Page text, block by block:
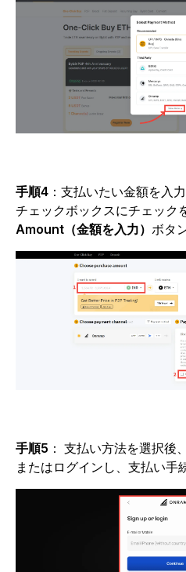
手順4 ：支払いたい金額を入
チェックボックスにチェック
Amount（金額を入力） ボタ
手順5 ： 支払い方法を選択後
またはログインし、支払い手